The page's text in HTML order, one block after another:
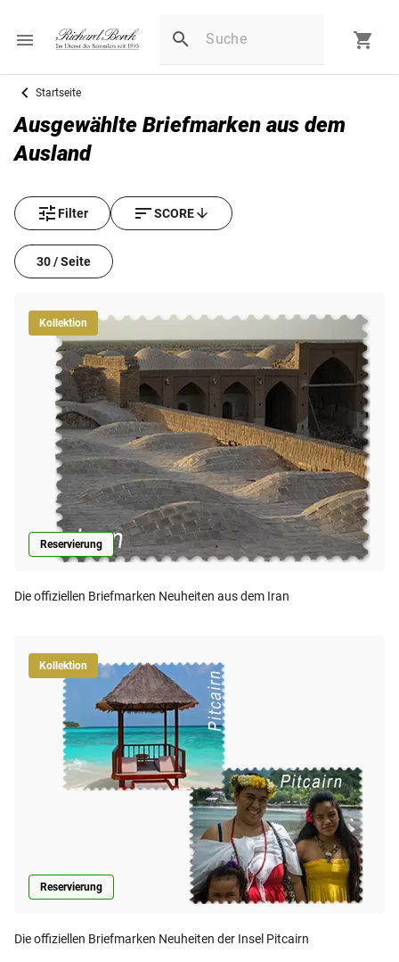
Startseite
Ausgewählte Briefmarken aus dem
Ausland
Filter SCORE
30 / Seite
Kollektion
Reservierung
Die offiziellen Briefmarken Neuheiten aus dem Iran
Kollektion
Reservierung
Die offiziellen Briefmarken Neuheiten der Insel Pitcairn